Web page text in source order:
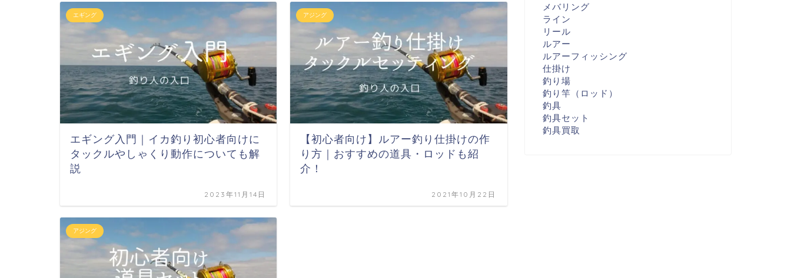
エギング
エギング入門｜イカ釣り初心者向けに
タックルやしゃくり動作についても解
説
2023年11月14日
アジング
【初心者向け】ルアー釣り仕掛けの作
り方｜おすすめの道具・ロッドも紹
介！
2021年10月22日
アジング
メバリング
ライン
リール
ルアー
ルアーフィッシング
仕掛け
釣り場
釣り竿（ロッド）
釣具
釣具セット
釣具買取